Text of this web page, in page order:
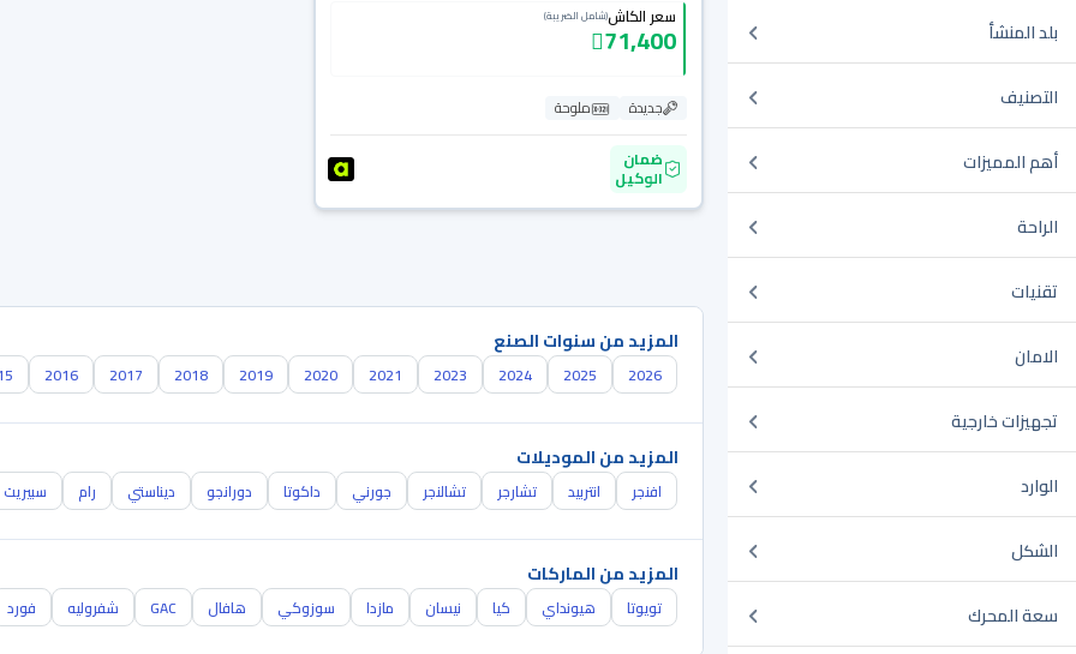
بلد المنشأ
التصنيف
أهم المميزات
الراحة
تقنيات
الامان
تجهيزات خارجية
الوارد
الشكل
سعة المحرك
سعر الكاش(شامل الضريبة)
71,400
جديدة
ملوحة
ضمان
الوكيل
المزيد من سنوات الصنع
2026
2025
2024
2023
2021
2020
2019
2018
2017
2016
المزيد من الموديلات
افنجر انتربيد تشارجر تشالنجر جورني داكوتا دورانجو ديناستي رام سبيريت
المزيد من الماركات
تويوتا هيونداي كيا نيسان مازدا سوزوكي هافال GAC شفروليه فورد